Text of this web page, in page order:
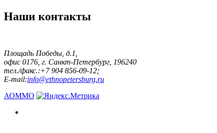
Наши контакты
Площадь Победы, д.1,
офис 0176, г. Санкт-Петербург, 196240
тел./факс.:+7 904 856-09-12;
E-mail:info@ethnopetersburg.ru
АОММО